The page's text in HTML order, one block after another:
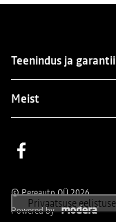
Teenindus ja garantii
Meist
© Pereauto OÜ 2026
Powered by